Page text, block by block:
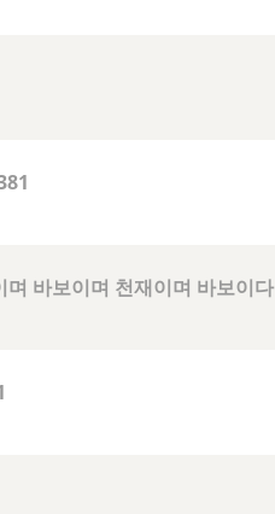
며 바보이며 천재이며 바보이다